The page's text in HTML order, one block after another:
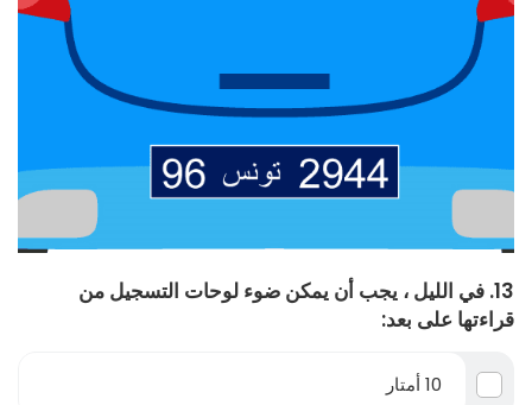
13. في الليل ، يجب أن يمكن ضوء لوحات التسجيل من
قراءتها على بعد:
10 أمتار